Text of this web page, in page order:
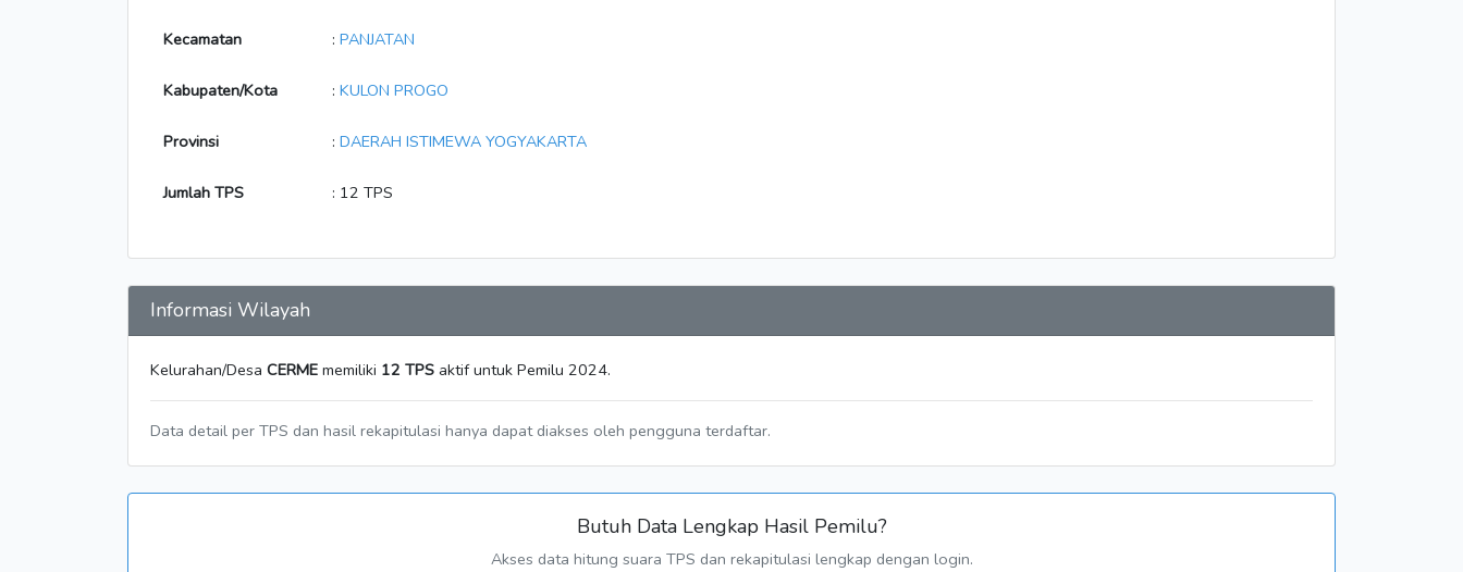
Kecamatan : PANJATAN
Kabupaten/Kota : KULON PROGO
Provinsi : DAERAH ISTIMEWA YOGYAKARTA
Jumlah TPS : 12 TPS
Informasi Wilayah
Kelurahan/Desa CERME memiliki 12 TPS aktif untuk Pemilu 2024.
Data detail per TPS dan hasil rekapitulasi hanya dapat diakses oleh pengguna terdaftar.
Butuh Data Lengkap Hasil Pemilu?
Akses data hitung suara TPS dan rekapitulasi lengkap dengan login.